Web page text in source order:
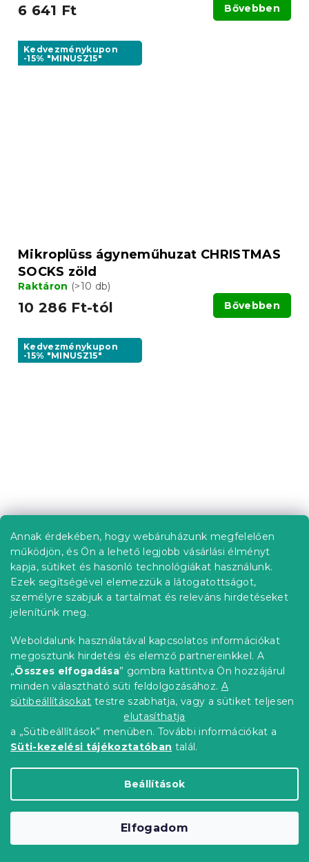
Annak érdekében, hogy webáruházunk megfelelően
működjön, és Ön a lehető legjobb vásárlási élményt
kapja, sütiket és hasonló technológiákat használunk.
Ezek segítségével elemezzük a látogatottságot,
személyre szabjuk a tartalmat és releváns hirdetéseket
jelenítünk meg.
Weboldalunk használatával kapcsolatos információkat
megosztunk hirdetési és elemző partnereinkkel. A
„Összes elfogadása” gombra kattintva Ön hozzájárul
minden választható süti feldolgozásához. A
sütibeállításokat testre szabhatja, vagy a sütiket teljesen
elutasíthatja
a „Sütibeállítások” menüben. További információkat a
Süti-kezelési tájékoztatóban talál.
Beállítások
Elfogadom
6 641 Ft Bővebben
Kedvezménykupon
-15% "MINUSZ15"
Mikroplüss ágyneműhuzat CHRISTMAS
SOCKS zöld
Raktáron (>10 db)
10 286 Ft-tól Bővebben
Kedvezménykupon
-15% "MINUSZ15"
Mikroplüss ágyneműhuzat WINTER
DEER szürke
Raktáron(>10 db)
11 078 Ft-tól Bővebben
Kedvezménykupon
-15% "MINUSZ15"
Mikroszatén ágynemű BLUE GNOME